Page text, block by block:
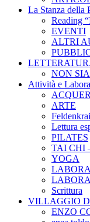
La Stanza della
Reading
EVENTI
ALTRI
NON
Attività e
ARTE
Lettura
PILATES
TAI CHI
YOGA
Scrittura
VILLAGGIO
ENZO